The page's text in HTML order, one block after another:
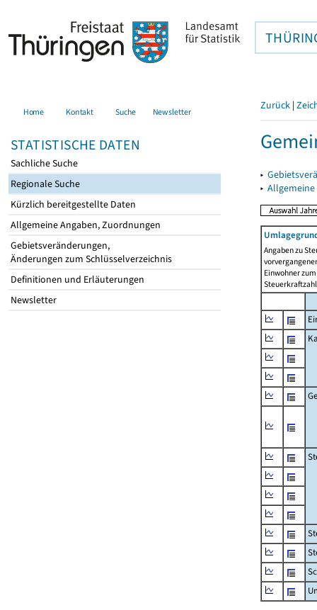
Home Kontakt Suche Newsletter
STATISTISCHE DATEN
Sachliche Suche
Regionale Suche
Kürzlich bereitgestellte Daten
Allgemeine Angaben, Zuordnungen
Gebietsveränderungen,
Änderungen zum Schlüsselverzeichnis
Definitionen und Erläuterungen
Newsletter
Zurück |
▸
▸
Angaben zu
Einwohner